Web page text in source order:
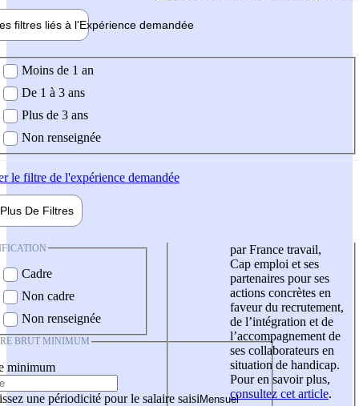
filtres liés à l'Expérience demandée
demandée
Moins de 1 an
De 1 à 3 ans
Plus de 3 ans
Non renseignée
le filtre de l'expérience demandée
Plus De Filtres
Cadre
Non cadre
Non renseignée
BRUT MINIMUM
minimum
une périodicité pour le salaire saisi
par France travail,
Cap emploi et ses
partenaires pour ses
actions concrètes en
faveur du recrutement,
de l’intégration et de
l’accompagnement de
ses collaborateurs en
situation de handicap.
Pour en savoir plus,
consultez cet article.